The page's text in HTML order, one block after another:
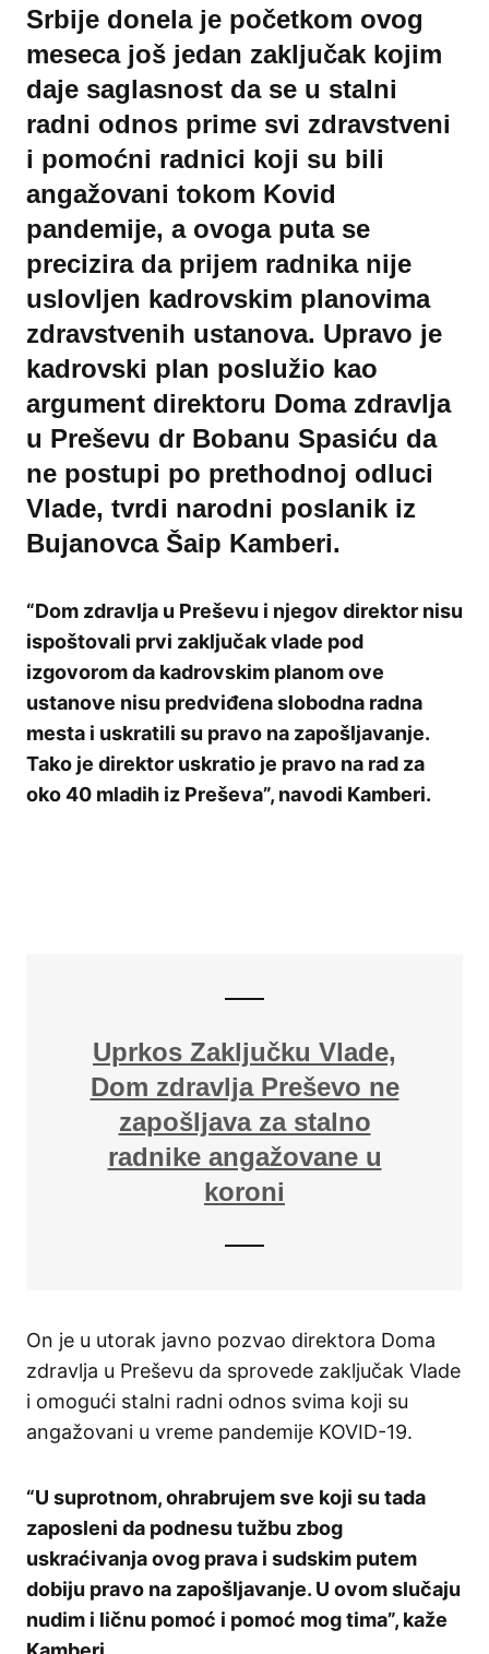
Srbije donela je početkom ovog
meseca još jedan zaključak kojim
daje saglasnost da se u stalni
radni odnos prime svi zdravstveni
i pomoćni radnici koji su bili
angažovani tokom Kovid
pandemije, a ovoga puta se
precizira da prijem radnika nije
uslovljen kadrovskim planovima
zdravstvenih ustanova. Upravo je
kadrovski plan poslužio kao
argument direktoru Doma zdravlja
u Preševu dr Bobanu Spasiću da
ne postupi po prethodnoj odluci
Vlade, tvrdi narodni poslanik iz
Bujanovca Šaip Kamberi.
“Dom zdravlja u Preševu i njegov direktor nisu
ispoštovali prvi zaključak vlade pod
izgovorom da kadrovskim planom ove
ustanove nisu predviđena slobodna radna
mesta i uskratili su pravo na zapošljavanje.
Tako je direktor uskratio je pravo na rad za
oko 40 mladih iz Preševa”, navodi Kamberi.
Uprkos Zaključku Vlade,
Dom zdravlja Preševo ne
zapošljava za stalno
radnike angažovane u
koroni
On je u utorak javno pozvao direktora Doma
zdravlja u Preševu da sprovede zaključak Vlade
i omogući stalni radni odnos svima koji su
angažovani u vreme pandemije KOVID-19.
“U suprotnom, ohrabrujem sve koji su tada
zaposleni da podnesu tužbu zbog
uskraćivanja ovog prava i sudskim putem
dobiju pravo na zapošljavanje. U ovom slučaju
nudim i ličnu pomoć i pomoć mog tima”, kaže